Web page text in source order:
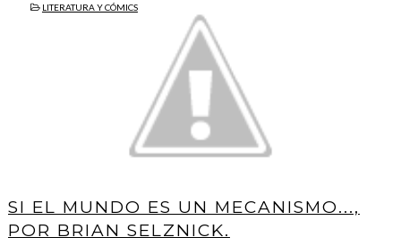
LITERATURA Y CÓMICS
SI EL MUNDO ES UN MECANISMO...,
POR BRIAN SELZNICK.